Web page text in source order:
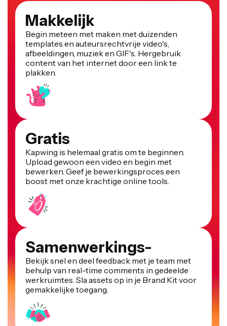
Makkelijk
Begin meteen met maken met duizenden
templates en auteursrechtvrije video's,
afbeeldingen, muziek en GIF's. Hergebruik
content van het internet door een link te
plakken.
Gratis
Kapwing is helemaal gratis om te beginnen.
Upload gewoon een video en begin met
bewerken. Geef je bewerkingsproces een
boost met onze krachtige online tools.
Samenwerkings-
Bekijk snel en deel feedback met je team met
behulp van real-time comments in gedeelde
werkruimtes. Sla assets op in je Brand Kit voor
gemakkelijke toegang.